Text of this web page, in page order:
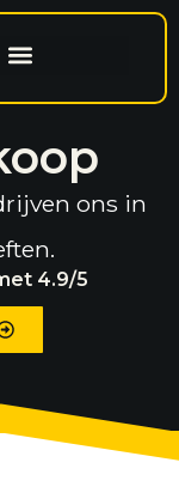
ons in
4.9/5